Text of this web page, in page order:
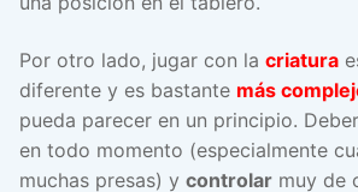
Por otro lado, jugar con la criatura
diferente y es bastante más
pueda parecer en un principio.
en todo momento (especialmente
muchas presas) y controlar muy de